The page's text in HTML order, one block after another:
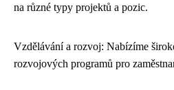
na různé typy projektů a pozic.
Vzdělávání a rozvoj: Nabízíme
rozvojových programů pro